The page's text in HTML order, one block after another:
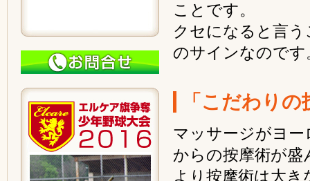
ことです。
クセになると言
のサインなのです
「こだわりの
マッサージがヨ
からの按摩術が
より按摩術は大